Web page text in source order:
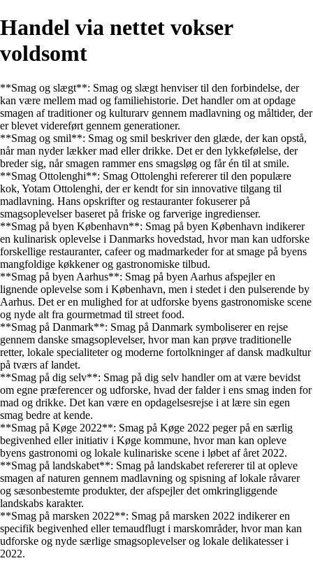
Handel via nettet vokser
voldsomt
**Smag og slægt**: Smag og slægt henviser til den forbindelse, der
kan være mellem mad og familiehistorie. Det handler om at opdage
smagen af traditioner og kulturarv gennem madlavning og måltider, der
er blevet videreført gennem generationer.
**Smag og smil**: Smag og smil beskriver den glæde, der kan opstå,
når man nyder lækker mad eller drikke. Det er den lykkefølelse, der
breder sig, når smagen rammer ens smagsløg og får én til at smile.
**Smag Ottolenghi**: Smag Ottolenghi refererer til den populære
kok, Yotam Ottolenghi, der er kendt for sin innovative tilgang til
madlavning. Hans opskrifter og restauranter fokuserer på
smagsoplevelser baseret på friske og farverige ingredienser.
**Smag på byen København**: Smag på byen København indikerer
en kulinarisk oplevelse i Danmarks hovedstad, hvor man kan udforske
forskellige restauranter, cafeer og madmarkeder for at smage på byens
mangfoldige køkkener og gastronomiske tilbud.
**Smag på byen Aarhus**: Smag på byen Aarhus afspejler en
lignende oplevelse som i København, men i stedet i den pulserende by
Aarhus. Det er en mulighed for at udforske byens gastronomiske scene
og nyde alt fra gourmetmad til street food.
**Smag på Danmark**: Smag på Danmark symboliserer en rejse
gennem danske smagsoplevelser, hvor man kan prøve traditionelle
retter, lokale specialiteter og moderne fortolkninger af dansk madkultur
på tværs af landet.
**Smag på dig selv**: Smag på dig selv handler om at være bevidst
om egne præferencer og udforske, hvad der falder i ens smag inden for
mad og drikke. Det kan være en opdagelsesrejse i at lære sin egen
smag bedre at kende.
**Smag på Køge 2022**: Smag på Køge 2022 peger på en særlig
begivenhed eller initiativ i Køge kommune, hvor man kan opleve
byens gastronomi og lokale kulinariske scene i løbet af året 2022.
**Smag på landskabet**: Smag på landskabet refererer til at opleve
smagen af naturen gennem madlavning og spisning af lokale råvarer
og sæsonbestemte produkter, der afspejler det omkringliggende
landskabs karakter.
**Smag på marsken 2022**: Smag på marsken 2022 indikerer en
specifik begivenhed eller temaudflugt i marskområder, hvor man kan
udforske og nyde særlige smagsoplevelser og lokale delikatesser i
2022.